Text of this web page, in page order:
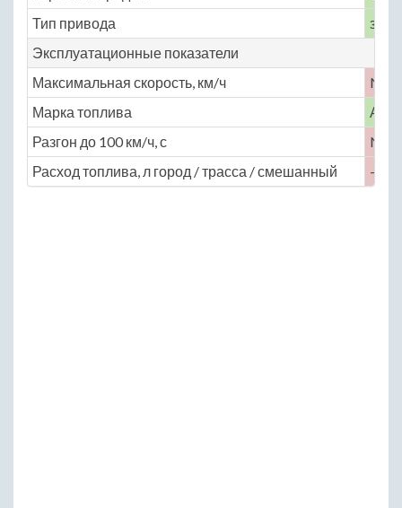
Тип привода
Эксплуатационные показатели
Максимальная скорость, км/ч
No
Марка топлива
АИ-
Разгон до 100 км/ч, с
No
Расход топлива, л город / трасса / смешанный
— /